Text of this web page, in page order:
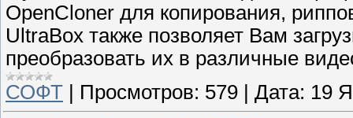
OpenCloner для копирования,
UltraBox также позволяет Вам
преобразовать их в различные
СОФТ
Просмотров: 579 Дата: 19